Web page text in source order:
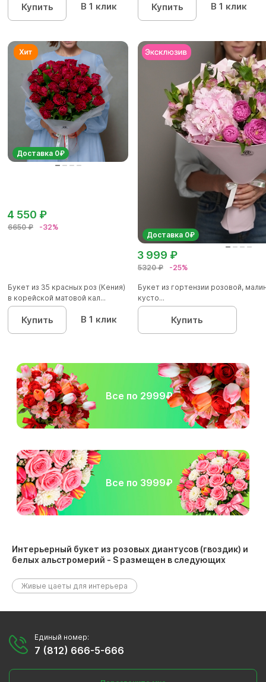
Купить В 1 клик Купить В 1 клик
Доставка 0₽
6650 ₽ -32%
4 550 ₽
Букет из 35 красных роз (Кения)
в корейской матовой кал...
Купить В 1 клик
Доставка 0₽
5320 ₽ -25%
3 999 ₽
Букет из гортензии розовой,
кусто...
Купить
Все по 2999₽
Все по 3999₽
Интерьерный букет из розовых диантусов (гвоздик) и
белых альстромерий - S размещен в следующих
Живые цаеты для интерьера
Единый номер:
7 (812) 666-5-666